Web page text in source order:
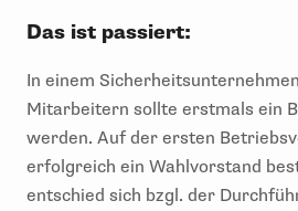
Das ist passiert:
In einem
Mitarbeitern sollte erstmals ein
werden. Auf der ersten
erfolgreich ein Wahlvorstand
entschied sich bzgl. der